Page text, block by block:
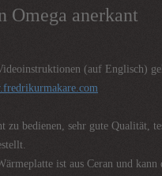
Omega anerkant
(auf Englisch)
zu bedienen, sehr gute Qualität,
ist aus Ceran und